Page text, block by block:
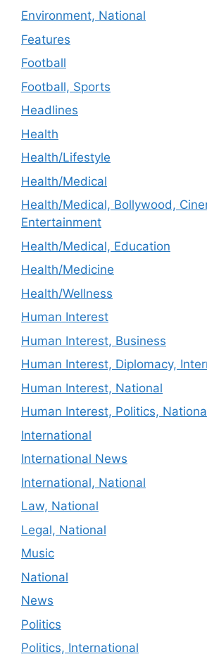
Environment, National
Features
Football
Football, Sports
Headlines
Health
Health/Lifestyle
Health/Medical
Health/Medical, Bollywood,
Entertainment
Health/Medical, Education
Health/Medicine
Health/Wellness
Human Interest
Human Interest, Business
Human Interest, Diplomacy,
Human Interest, National
Human Interest, Politics,
International
International News
International, National
Law, National
Legal, National
Music
National
News
Politics
Politics, International